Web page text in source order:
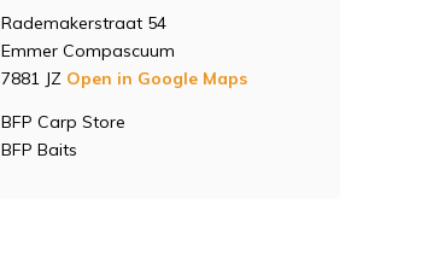
Rademakerstraat 54
Emmer Compascuum
7881 JZ Open in Google Maps
BFP Carp Store
BFP Baits